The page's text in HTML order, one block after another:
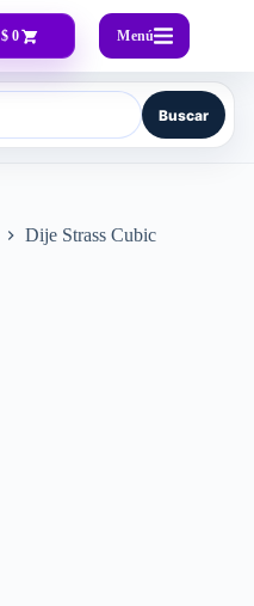
$ 0 Menú
Buscar
Dije Strass Cubic